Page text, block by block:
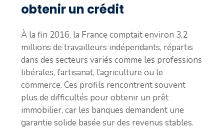
obtenir un crédit
À la fin 2016, la France comptait environ 3,2
millions de travailleurs indépendants, répartis
dans des secteurs variés comme les professions
libérales, l’artisanat, l’agriculture ou le
commerce. Ces profils rencontrent souvent
plus de difficultés pour obtenir un prêt
immobilier, car les banques demandent une
garantie solide basée sur des revenus stables.